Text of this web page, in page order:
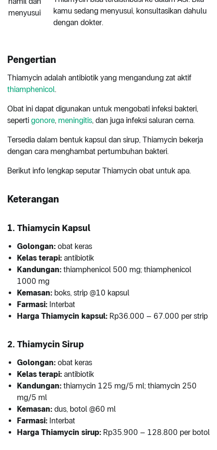
menyusui
kamu sedang menyusui, konsultasikan dahulu
dengan dokter.
Pengertian
Thiamycin adalah antibiotik yang mengandung zat aktif
thiamphenicol.
Obat ini dapat digunakan untuk mengobati infeksi bakteri,
seperti gonore, meningitis, dan juga infeksi saluran cerna.
Tersedia dalam bentuk kapsul dan sirup, Thiamycin bekerja
dengan cara menghambat pertumbuhan bakteri.
Berikut info lengkap seputar Thiamycin obat untuk apa.
Keterangan
1. Thiamycin Kapsul
Golongan: obat keras
Kelas terapi: antibiotik
Kandungan: thiamphenicol 500 mg; thiamphenicol
1000 mg
Kemasan: boks, strip @10 kapsul
Farmasi: Interbat
Harga Thiamycin kapsul: Rp36.000 – 67.000 per strip
2. Thiamycin Sirup
Golongan: obat keras
Kelas terapi: antibiotik
Kandungan: thiamycin 125 mg/5 ml; thiamycin 250
mg/5 ml
Kemasan: dus, botol @60 ml
Farmasi: Interbat
Harga Thiamycin sirup: Rp35.900 – 128.800 per botol